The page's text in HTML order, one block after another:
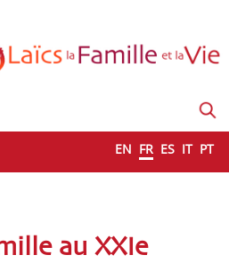
EN FR ES IT PT
au XXIe